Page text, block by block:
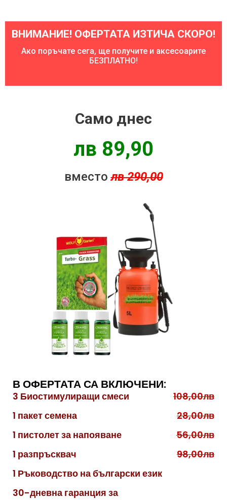
ВНИМАНИЕ! ОФЕРТАТА ИЗТИЧА СКОРО!
Ако поръчате сега, ще получите и аксесоарите
БЕЗПЛАТНО!
Само днес
лв 89,90
вместолв 290,00
В ОФЕРТАТА СА ВКЛЮЧЕНИ:
3 Биостимулиращи смеси
108,00лв
1 пакет семена
28,00лв
1 пистолет за напояване
56,00лв
1 разпръсквач
98,00лв
1 Ръководство на български език
30-дневна гаранция за